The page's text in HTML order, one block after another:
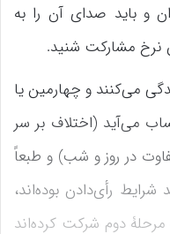
و باید صدای آن را به
نرخ مشارکت شنید.
می‌کنند و چهارمین یا
می‌آید (اختلاف بر سر
در روز و شب) و طبعاً
رأی‌دادن بوده‌اند،
مرحلۀ دوم شرکت کرده‌اند